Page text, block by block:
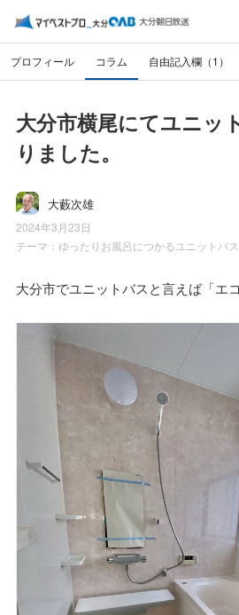
プロフィール コラム 自由記入欄（1）
大分市横尾にてユニッ
りました。
大藪次雄
2024年3月23日
テーマ： ゆったりお風呂につかるユニットバス
大分市でユニットバスと言えば「エ